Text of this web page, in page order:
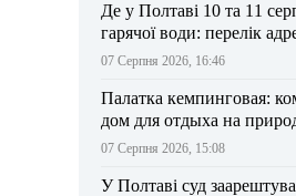
Де у Полтаві 10 та 11
гарячої води: перелік
07 Серпня 2026, 16:46
Палатка кемпинговая:
дом для отдыха на
07 Серпня 2026, 15:08
У Полтаві суд